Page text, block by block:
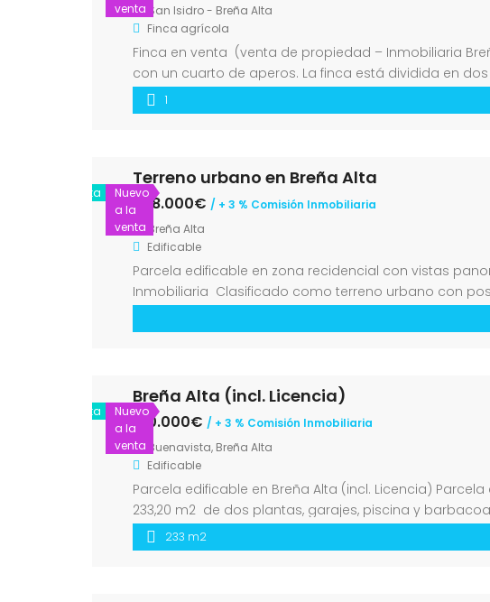
venta San Isidro - Breña Alta
Finca agrícola
Finca en venta (venta de propiedad – Inmobiliaria
con un cuarto de aperos. La finca está dividida en
cuarto de aperos no cuenta […]
1
Nuevo
a la
venta
Venta
Terreno urbano en Breña Alta
248.000€ / + 3 % Comisión Inmobiliaria
Breña Alta
Edificable
Parcela edificable en zona recidencial con vistas
Inmobiliaria Clasificado como terreno urbano con
Nuevo
a la
venta
Venta
Breña Alta (incl. Licencia)
120.000€ / + 3 % Comisión Inmobiliaria
Buenavista, Breña Alta
Edificable
Parcela edificable en Breña Alta (incl. Licencia)
233,20 m2 de dos plantas, garajes, piscina y
Vistas impresionantes al océano y costa de […]
233 m2